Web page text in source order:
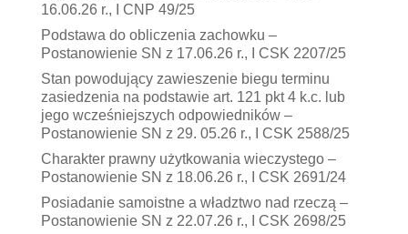
16.06.26 r., I CNP 49/25
Podstawa do obliczenia zachowku –
Postanowienie SN z 17.06.26 r., I CSK 2207/25
Stan powodujący zawieszenie biegu terminu
zasiedzenia na podstawie art. 121 pkt 4 k.c. lub
jego wcześniejszych odpowiedników –
Postanowienie SN z 29. 05.26 r., I CSK 2588/25
Charakter prawny użytkowania wieczystego –
Postanowienie SN z 18.06.26 r., I CSK 2691/24
Posiadanie samoistne a władztwo nad rzeczą –
Postanowienie SN z 22.07.26 r., I CSK 2698/25